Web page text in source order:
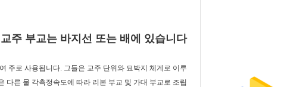
주 부교는 바지선 또는 배에 있습니다
주로 사용됩니다. 그들은 교주 단위와 묘박지 체계로 이루
다른 물 각측정속도에 따라 리본 부교 및 가대 부교로 조립